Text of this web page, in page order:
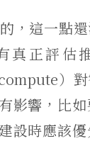
，這一點
真正評估
）對
影響，比
設時應該優